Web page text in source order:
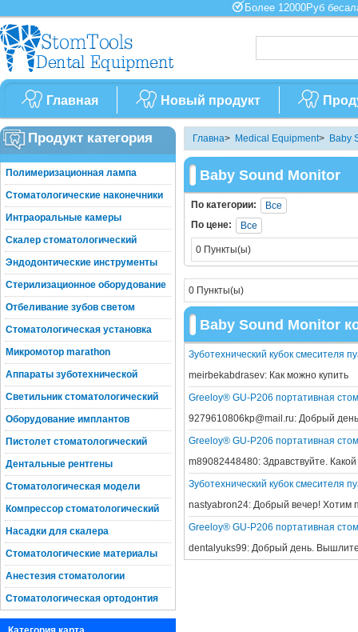
Более 12000Руб
Главная Новый продукт
Главна> Medical Equipment> Baby
Baby Sound Monitor
По категории:
Все
По цене:
Все
0 Пункты(ы)
0 Пункты(ы)
Baby Sound Monitor
Зуботехнический кубок смесителя
meirbekabdrasev: Как можно купить
Greeloy® GU-P206 портативная
9279610806kp@mail.ru: Добрый
Greeloy® GU-P206 портативная
m89082448480: Здравствуйте.
Зуботехнический кубок смесителя
nastyabron24: Добрый вечер! Хотим
Greeloy® GU-P206 портативная
dentalyuks99: Добрый день. Вышлите
Продукт категория
Полимеризационная лампа
Стоматологические наконечники
Интраоральные камеры
Скалер стоматологический
Эндодонтические инструменты
Стерилизационное оборудование
Отбеливание зубов светом
Стоматологическая установка
Микромотор marathon
Аппараты зуботехнической
Светильник стоматологический
Оборудование имплантов
Пистолет стоматологический
Дентальные рентгены
Стоматологическая модели
Компрессор стоматологический
Насадки для скалера
Стоматологические материалы
Анестезия стоматологии
Стоматологическая ортодонтия